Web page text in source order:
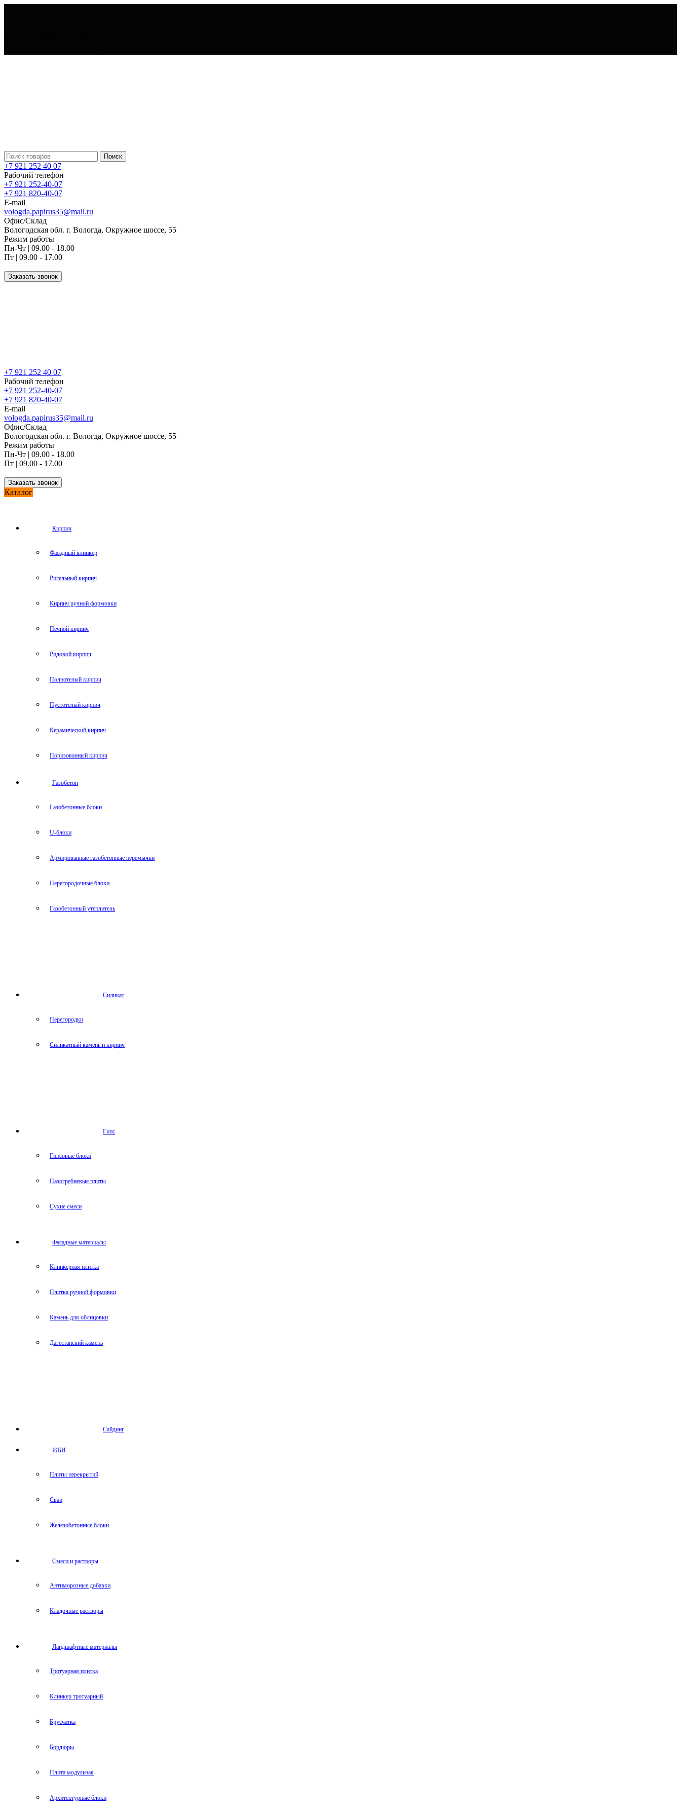
Поиск
+7 921 252 40 07
Рабочий телефон
+7 921 252-40-07
+7 921 820-40-07
E-mail
vologda.papirus35@mail.ru
Офис/Склад
Вологодская обл. г. Вологда, Окружное шоссе, 55
Режим работы
Пн-Чт | 09.00 - 18.00
Пт | 09.00 - 17.00
Заказать звонок
+7 921 252 40 07
Рабочий телефон
+7 921 252-40-07
+7 921 820-40-07
E-mail
vologda.papirus35@mail.ru
Офис/Склад
Вологодская обл. г. Вологда, Окружное шоссе, 55
Режим работы
Пн-Чт | 09.00 - 18.00
Пт | 09.00 - 17.00
Заказать звонок
Каталог
Кирпич
Фасадный клинкер
Ригельный кирпич
Кирпич ручной формовки
Печной кирпич
Рядовой кирпич
Полнотелый кирпич
Пустотелый кирпич
Керамический кирпич
Поризованный кирпич
Газобетон
Газобетонные блоки
U-блоки
Армированные газобетонные перемычки
Перегородочные блоки
Газобетонный утеплитель
Силикат
Перегородки
Силикатный камень и кирпич
Гипс
Гипсовые блоки
Пазогребневые плиты
Сухие смеси
Фасадные материалы
Клинкерная плитка
Плитка ручной формовки
Камень для облицовки
Дагестанский камень
Сайдинг
ЖБИ
Плиты перекрытий
Сваи
Железобетонные блоки
Cмеси и растворы
Антиморозные добавки
Кладочные растворы
Ландшафтные материалы
Тротуарная плитка
Клинкер тротуарный
Брусчатка
Бордюры
Плита модульная
Архитектурные блоки